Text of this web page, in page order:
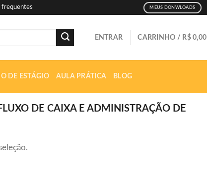
frequentes MEUS DONWLOADS
ENTRAR CARRINHO / R$0,00
DE ESTÁGIO AULA PRÁTICA BLOG
DE CAIXA E ADMINISTRAÇÃO DE